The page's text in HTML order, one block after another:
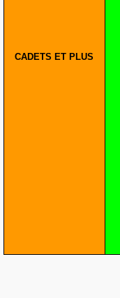
CADETS ET PLUS